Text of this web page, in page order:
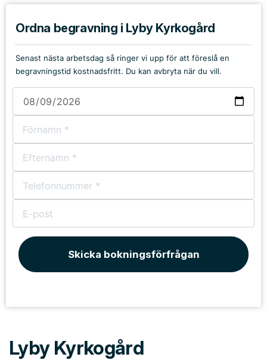
Ordna begravning i Lyby Kyrkogård
Senast nästa arbetsdag så ringer vi upp för att föreslå en
begravningstid kostnadsfritt. Du kan avbryta när du vill.
Skicka bokningsförfrågan
Lyby Kyrkogård